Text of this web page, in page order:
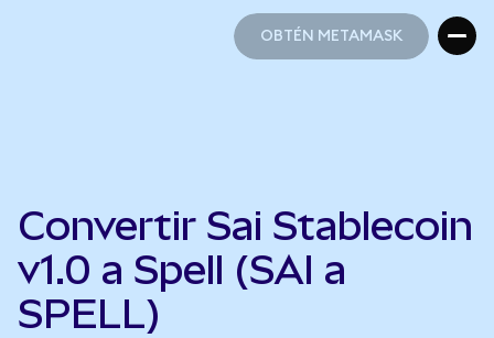
OBTÉN METAMASK
Convertir Sai Stablecoin
v1.0 a Spell (SAI a
SPELL)